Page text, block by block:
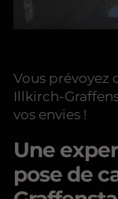
Vous prévoyez
Illkirch-
vos envies !
Une
pose de